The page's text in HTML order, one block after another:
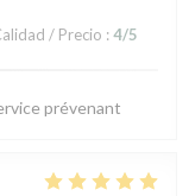
/ Precio : 4/5
prévenant